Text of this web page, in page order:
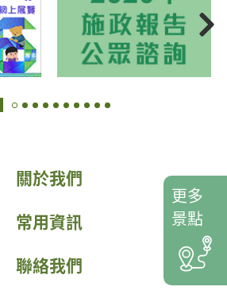
關於我們
常用資訊
聯絡我們
更多
景點